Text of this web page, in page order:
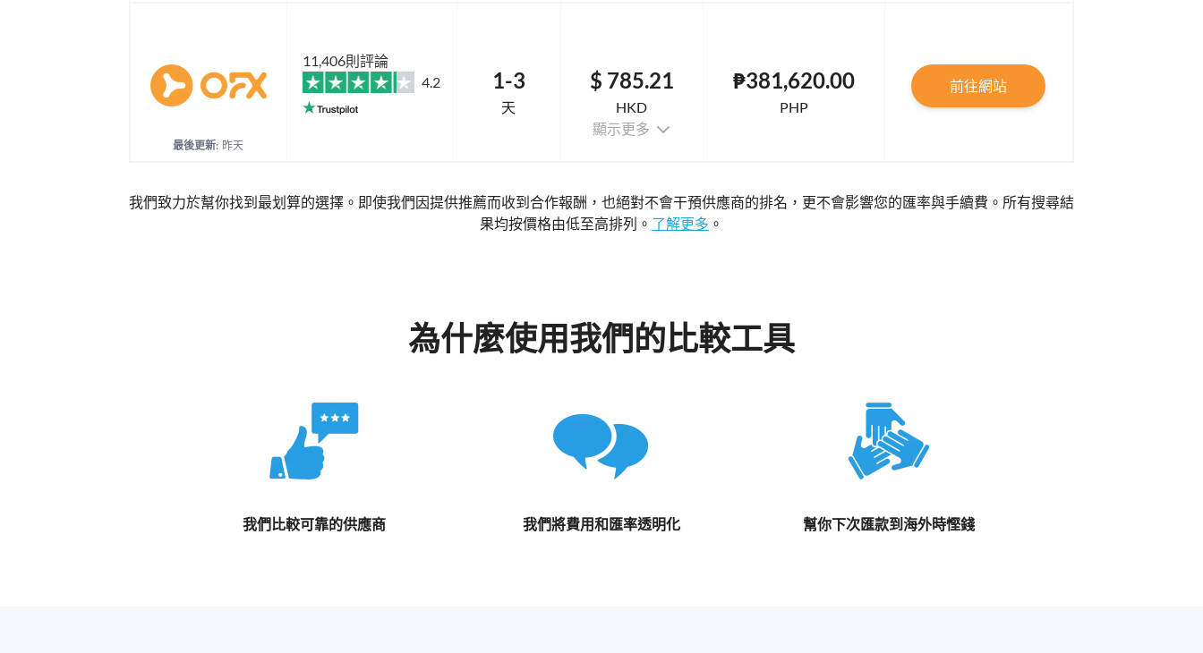
最後更新: 昨天
11,406則評論
4.2
1-3
天
$ 785.21
HKD
顯示更多
₱381,620.00
PHP
前往網站
我們致力於幫你找到最划算的選擇。即使我們因提供推薦而收到合作報酬，也絕對不會干預供應商的排名，更不會影響您的匯率與手續費。所有搜尋結
果均按價格由低至高排列。 了解更多 。
為什麼使用我們的比較工具
我們比較可靠的供應商 我們將費用和匯率透明化 幫你下次匯款到海外時慳錢